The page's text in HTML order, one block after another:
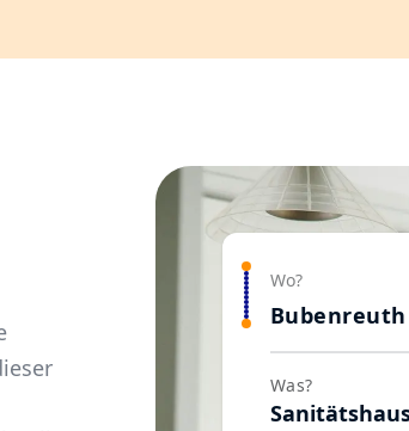
Wo?
Bubenreuth
Was?